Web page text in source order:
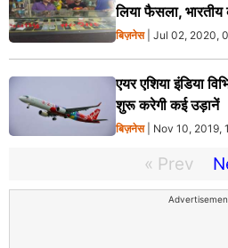
लिया फैसला,
बिज़नेस| Jul 02, 2020,
एयर एशिया इंडिया
शुरू करेगी कई उड़ानें
बिज़नेस| Nov 10, 2019,
« Prev